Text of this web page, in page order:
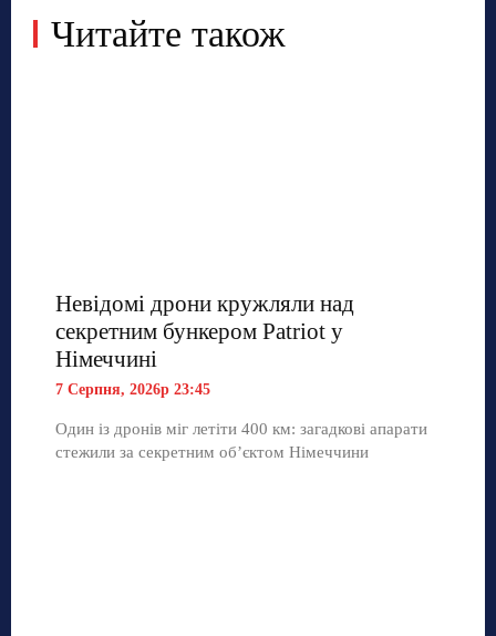
Читайте також
Невідомі дрони кружляли над
секретним бункером Patriot у
Німеччині
7 Серпня, 2026р 23:45
Один із дронів міг летіти 400 км: загадкові апарати
стежили за секретним об’єктом Німеччини